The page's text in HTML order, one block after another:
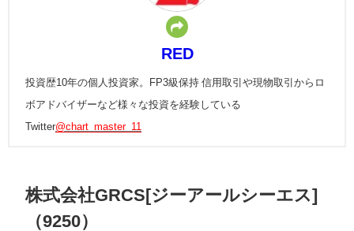
RED
投資歴10年の個人投資家。FP3級保持 信用取引や現物取引からロ
ボアドバイザーなど様々な投資を経験している
Twitter@chart_master_11
株式会社GRCS[ジーアールシーエス]
（9250）